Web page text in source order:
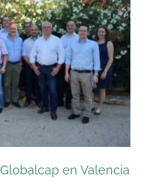
en Valencia